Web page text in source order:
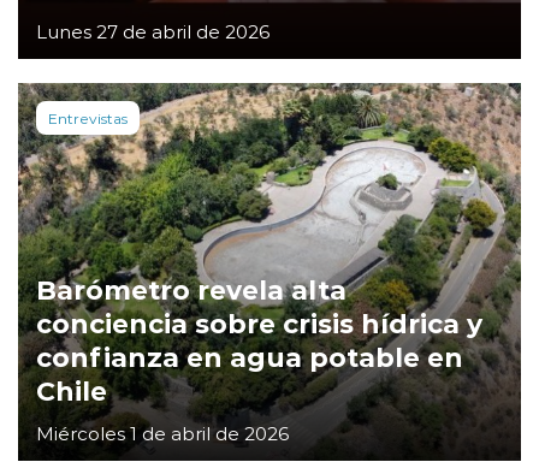
Lunes 27 de abril de 2026
Entrevistas
Barómetro revela alta
conciencia sobre crisis hídrica y
confianza en agua potable en
Chile
Miércoles 1 de abril de 2026